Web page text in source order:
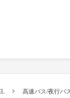
高速バス/夜行バ